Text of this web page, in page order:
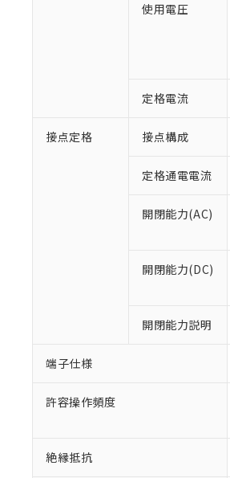
使用電圧
定格電流
接点定格 接点構成
定格通電電流
開閉能力(AC)
開閉能力(DC)
開閉能力説明
端子仕様
許容操作頻度
絶縁抵抗